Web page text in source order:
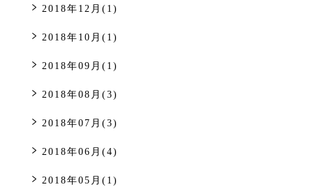
2018年12月(1)
2018年10月(1)
2018年09月(1)
2018年08月(3)
2018年07月(3)
2018年06月(4)
2018年05月(1)